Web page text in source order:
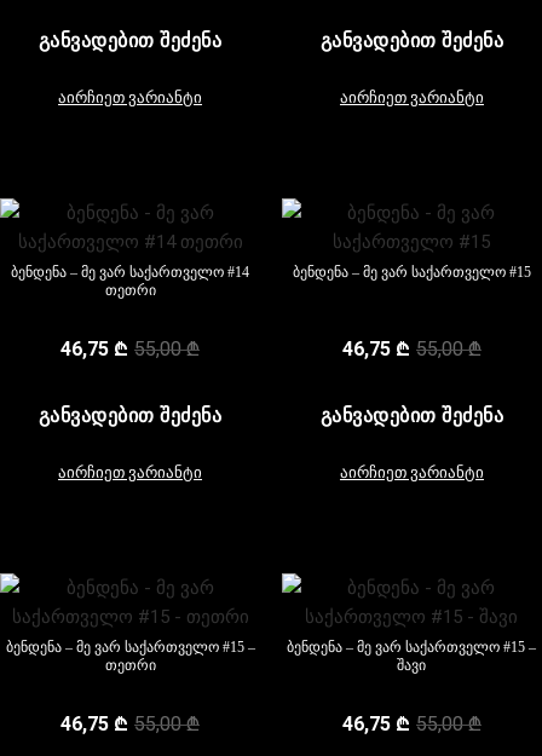
ᲒᲐᲜᲕᲐᲓᲔᲑᲘᲗ ᲨᲔᲫᲔᲜᲐ
აირჩიეთ ვარიანტი
ᲒᲐᲜᲕᲐᲓᲔᲑᲘᲗ ᲨᲔᲫᲔᲜᲐ
აირჩიეთ ვარიანტი
ბენდენა – მე ვარ საქართველო #14
თეთრი
55,00₾
46,75 ₾
ᲒᲐᲜᲕᲐᲓᲔᲑᲘᲗ ᲨᲔᲫᲔᲜᲐ
აირჩიეთ ვარიანტი
ბენდენა – მე ვარ საქართველო #15
55,00₾
46,75 ₾
ᲒᲐᲜᲕᲐᲓᲔᲑᲘᲗ ᲨᲔᲫᲔᲜᲐ
აირჩიეთ ვარიანტი
ბენდენა – მე ვარ საქართველო #15 –
თეთრი
55,00₾
46,75 ₾
ბენდენა – მე ვარ საქართველო #15 –
შავი
55,00₾
46,75 ₾